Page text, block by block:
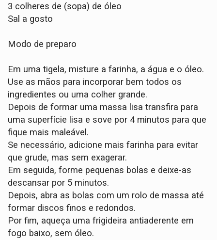
3 colheres de (sopa) de óleo
Sal a gosto
Modo de preparo
Em uma tigela, misture a farinha, a água e o óleo.
Use as mãos para incorporar bem todos os
ingredientes ou uma colher grande.
Depois de formar uma massa lisa transfira para
uma superfície lisa e sove por 4 minutos para que
fique mais maleável.
Se necessário, adicione mais farinha para evitar
que grude, mas sem exagerar.
Em seguida, forme pequenas bolas e deixe-as
descansar por 5 minutos.
Depois, abra as bolas com um rolo de massa até
formar discos finos e redondos.
Por fim, aqueça uma frigideira antiaderente em
fogo baixo, sem óleo.